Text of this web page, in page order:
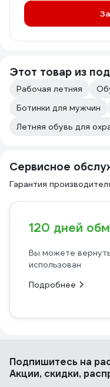
Этот товар из
Рабочая летняя
Ботинки для мужчин
Летняя обувь для
Сервисное
Гарантия
120 дней
Вы можете
использован
Подробнее
Подпишитесь на
Акции, скидки,